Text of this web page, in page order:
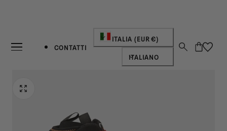
CONTATTI
Paese/regione
ITALIA (EUR €)
Lingua
ITALIANO
Carrello